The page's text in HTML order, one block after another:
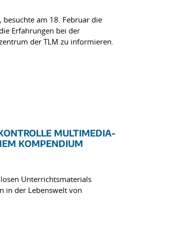
besuchte am 18. Februar die
Erfahrungen bei der
der TLM zu informieren.
MULTIMEDIA-
KOMPENDIUM
Unterrichtsmaterials
in der Lebenswelt von